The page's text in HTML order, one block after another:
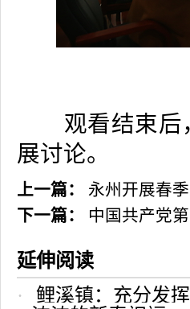
观看结束后，
展讨论。
上一篇：
永州开展春
下一篇：
中国共产党
延伸阅读
鲤溪镇：充分发